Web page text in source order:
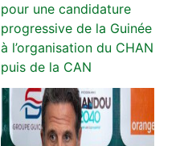
pour une candidature
progressive de la Guinée
à l’organisation du CHAN
puis de la CAN